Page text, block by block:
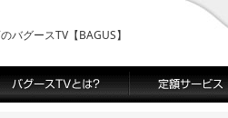
バグースTV【BAGUS】